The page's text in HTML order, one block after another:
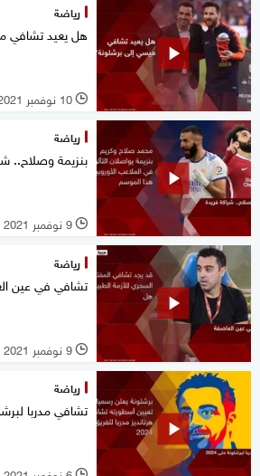
رياضة
هل يعيد تشافي
l 10 نوفمبر 2021
رياضة
بنزيمة وصلاح..
l 9 نوفمبر 2021
رياضة
تشافي في عين
l 9 نوفمبر 2021
رياضة
تشافي مدربا